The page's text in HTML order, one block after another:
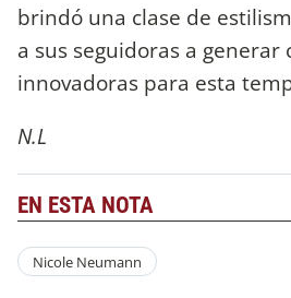
brindó una clase de
a sus seguidoras a generar
innovadoras para esta
N.L
EN ESTA NOTA
Nicole Neumann